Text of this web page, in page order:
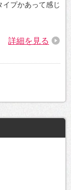
イプかあって感じ
詳細を見る